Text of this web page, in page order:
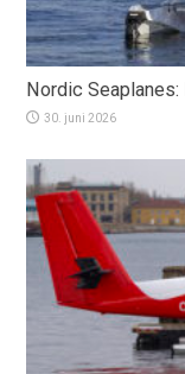
Nordic
30. juni 2026